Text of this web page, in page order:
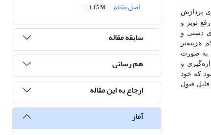
پردازش
نویز و
دستی و
هزینه‌تر
به صورت
و
که خود
قبول
اصل مقاله
1.15 M
سابقه مقاله
هم رسانی
ارجاع به این مقاله
آمار